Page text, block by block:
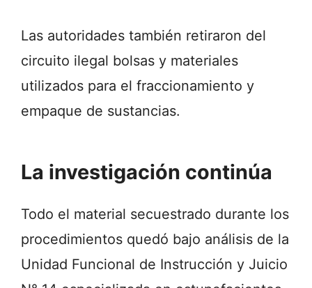
Las autoridades también retiraron del
circuito ilegal bolsas y materiales
utilizados para el fraccionamiento y
empaque de sustancias.
La investigación continúa
Todo el material secuestrado durante los
procedimientos quedó bajo análisis de la
Unidad Funcional de Instrucción y Juicio